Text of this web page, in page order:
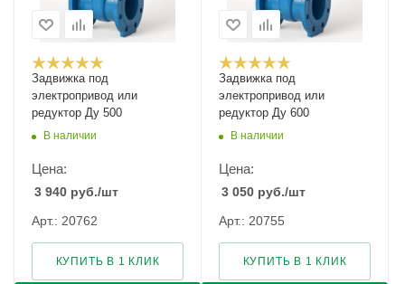
Задвижка под
электропривод или
редуктор Ду 500
В наличии
Цена:
3 940 руб./шт
Арт.: 20762
КУПИТЬ В 1 КЛИК
Задвижка под
электропривод или
редуктор Ду 600
В наличии
Цена:
3 050 руб./шт
Арт.: 20755
КУПИТЬ В 1 КЛИК